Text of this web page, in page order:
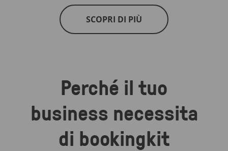
SCOPRI DI PIÙ
Perché il tuo
business necessita
di bookingkit